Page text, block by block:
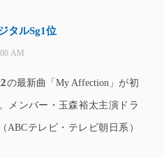
タルSg1位
AM
の最新曲「My Affection」が初
メンバー・玉森裕太主演ドラ
ABCテレビ・テレビ朝日系）